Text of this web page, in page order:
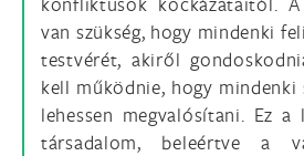
van szükség, hogy mindenki
testvérét, akiről
kell működnie, hogy mindenki
lehessen megvalósítani. Ez
társadalom, beleértve a